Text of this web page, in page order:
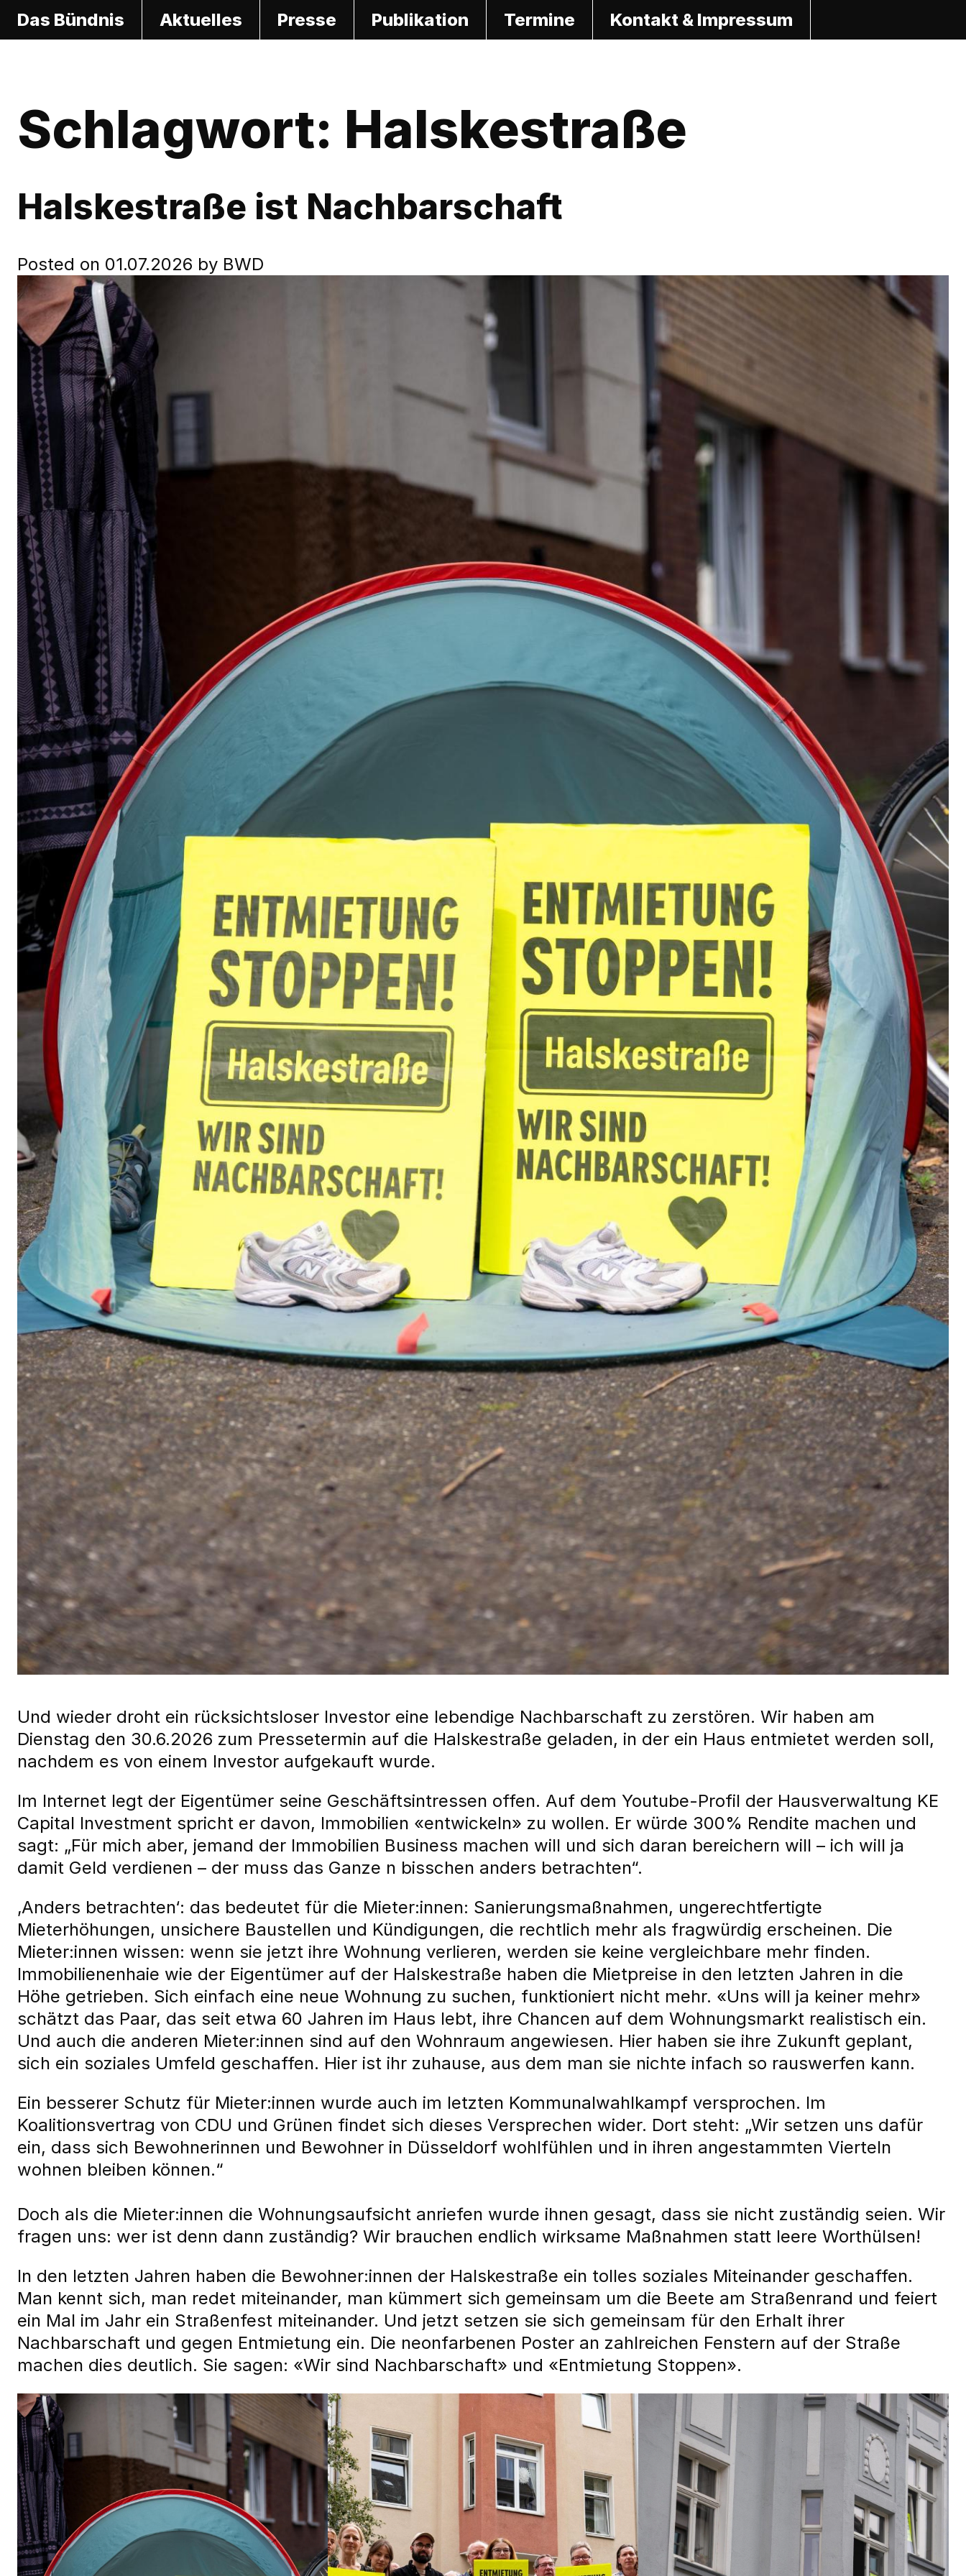
Das Bündnis Aktuelles Presse Publikation Termine Kontakt & Impressum
Schlagwort: Halskestraße
Halskestraße ist Nachbarschaft
Posted on 01.07.2026 by BWD
Und wieder droht ein rücksichtsloser Investor eine lebendige Nachbarschaft zu zerstören. Wir haben am
Dienstag den 30.6.2026 zum Pressetermin auf die Halskestraße geladen, in der ein Haus entmietet werden soll,
nachdem es von einem Investor aufgekauft wurde.
Im Internet legt der Eigentümer seine Geschäftsintressen offen. Auf dem Youtube-Profil der Hausverwaltung KE
Capital Investment spricht er davon, Immobilien «entwickeln» zu wollen. Er würde 300% Rendite machen und
sagt: „Für mich aber, jemand der Immobilien Business machen will und sich daran bereichern will – ich will ja
damit Geld verdienen – der muss das Ganze n bisschen anders betrachten“.
‚Anders betrachten‘: das bedeutet für die Mieter:innen: Sanierungsmaßnahmen, ungerechtfertigte
Mieterhöhungen, unsichere Baustellen und Kündigungen, die rechtlich mehr als fragwürdig erscheinen. Die
Mieter:innen wissen: wenn sie jetzt ihre Wohnung verlieren, werden sie keine vergleichbare mehr finden.
Immobilienenhaie wie der Eigentümer auf der Halskestraße haben die Mietpreise in den letzten Jahren in die
Höhe getrieben. Sich einfach eine neue Wohnung zu suchen, funktioniert nicht mehr. «Uns will ja keiner mehr»
schätzt das Paar, das seit etwa 60 Jahren im Haus lebt, ihre Chancen auf dem Wohnungsmarkt realistisch ein.
Und auch die anderen Mieter:innen sind auf den Wohnraum angewiesen. Hier haben sie ihre Zukunft geplant,
sich ein soziales Umfeld geschaffen. Hier ist ihr zuhause, aus dem man sie nichte infach so rauswerfen kann.
Ein besserer Schutz für Mieter:innen wurde auch im letzten Kommunalwahlkampf versprochen. Im
Koalitionsvertrag von CDU und Grünen findet sich dieses Versprechen wider. Dort steht: „Wir setzen uns dafür
ein, dass sich Bewohnerinnen und Bewohner in Düsseldorf wohlfühlen und in ihren angestammten Vierteln
wohnen bleiben können.“
Doch als die Mieter:innen die Wohnungsaufsicht anriefen wurde ihnen gesagt, dass sie nicht zuständig seien. Wir
fragen uns: wer ist denn dann zuständig? Wir brauchen endlich wirksame Maßnahmen statt leere Worthülsen!
In den letzten Jahren haben die Bewohner:innen der Halskestraße ein tolles soziales Miteinander geschaffen.
Man kennt sich, man redet miteinander, man kümmert sich gemeinsam um die Beete am Straßenrand und feiert
ein Mal im Jahr ein Straßenfest miteinander. Und jetzt setzen sie sich gemeinsam für den Erhalt ihrer
Nachbarschaft und gegen Entmietung ein. Die neonfarbenen Poster an zahlreichen Fenstern auf der Straße
machen dies deutlich. Sie sagen: «Wir sind Nachbarschaft» und «Entmietung Stoppen».